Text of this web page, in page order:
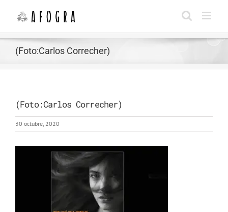
contenido
(Foto:Carlos Correcher)
(Foto:Carlos Correcher)
30 octubre, 2020